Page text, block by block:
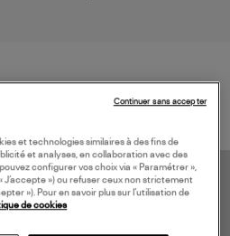
et technologies similaires à des fins de
et analyses, en collaboration avec des
configurer vos choix via « Paramétrer »,
J’accepte ») ou refuser ceux non strictement
»). Pour en savoir plus sur l’utilisation de
de cookies
Continuer sans accepter